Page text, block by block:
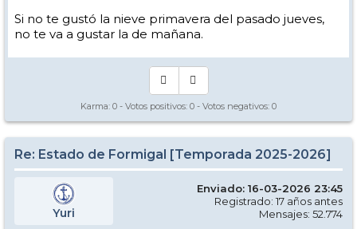
Si no te gustó la nieve primavera del pasado jueves,
no te va a gustar la de mañana.
Karma: 0 - Votos positivos: 0 - Votos negativos: 0
Re: Estado de Formigal [Temporada 2025-2026]
Yuri
Enviado: 16-03-2026 23:45
Registrado: 17 años antes
Mensajes: 52.774